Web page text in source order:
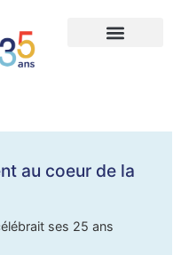
au coeur de la
ses 25 ans